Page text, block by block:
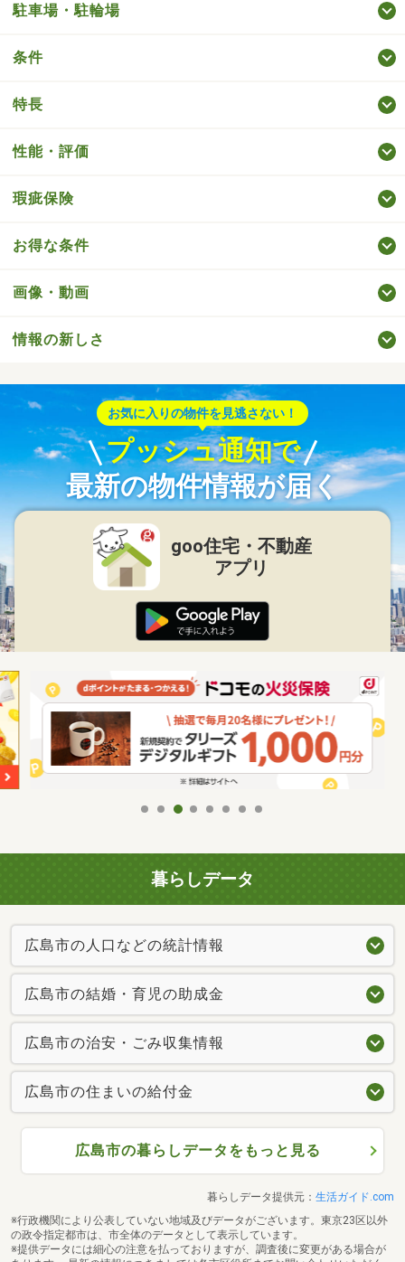
駐車場・駐輪場
条件
特長
性能・評価
瑕疵保険
お得な条件
画像・動画
情報の新しさ
お気に入りの物件を見逃さない！
プッシュ通知で
最新の物件情報が届く
goo住宅・不動産
アプリ
暮らしデータ
広島市の人口などの統計情報
広島市の結婚・育児の助成金
広島市の治安・ごみ収集情報
広島市の住まいの給付金
広島市の暮らしデータをもっと見る
暮らしデータ提供元： 生活ガイド.com
※行政機関により公表していない地域及びデータがございます。東京23区以外
の政令指定都市は、市全体のデータとして表示しています。
※提供データには細心の注意を払っておりますが、調査後に変更がある場合が